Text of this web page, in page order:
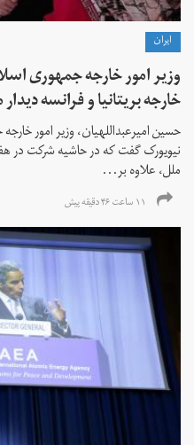
ايران
وزیر امور خارجه جمهوری
خارجه بریتانیا و فرانسه
حسین امیرعبداللهیان، وزیر امور
نیویورک گفت که در حاشیه شرکت در
ملل، علاوه بر...
۱۱ ساعت ۴۶ دقیقه پیش